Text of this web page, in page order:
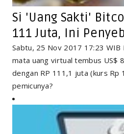
Si 'Uang Sakti'
111 Juta, Ini
Sabtu, 25 Nov 2017 17:23 WIB
mata uang virtual tembus US$
dengan RP 111,1 juta (kurs Rp
pemicunya?